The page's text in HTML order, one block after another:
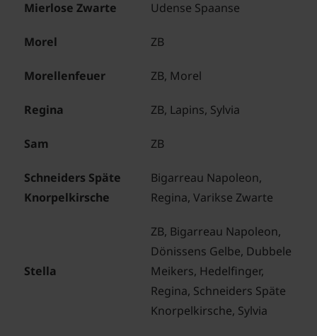
Mierlose Zwarte Udense Spaanse
Morel ZB
Morellenfeuer ZB, Morel
Regina ZB, Lapins, Sylvia
Sam ZB
Schneiders Späte
Knorpelkirsche
Bigarreau Napoleon,
Regina, Varikse Zwarte
Stella
ZB, Bigarreau Napoleon,
Dönissens Gelbe, Dubbele
Meikers, Hedelfinger,
Regina, Schneiders Späte
Knorpelkirsche, Sylvia